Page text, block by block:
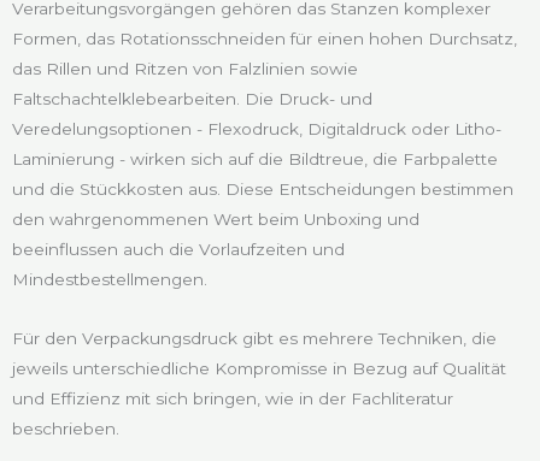
Verarbeitungsvorgängen gehören das Stanzen komplexer
Formen, das Rotationsschneiden für einen hohen Durchsatz,
das Rillen und Ritzen von Falzlinien sowie
Faltschachtelklebearbeiten. Die Druck- und
Veredelungsoptionen - Flexodruck, Digitaldruck oder Litho-
Laminierung - wirken sich auf die Bildtreue, die Farbpalette
und die Stückkosten aus. Diese Entscheidungen bestimmen
den wahrgenommenen Wert beim Unboxing und
beeinflussen auch die Vorlaufzeiten und
Mindestbestellmengen.
Für den Verpackungsdruck gibt es mehrere Techniken, die
jeweils unterschiedliche Kompromisse in Bezug auf Qualität
und Effizienz mit sich bringen, wie in der Fachliteratur
beschrieben.